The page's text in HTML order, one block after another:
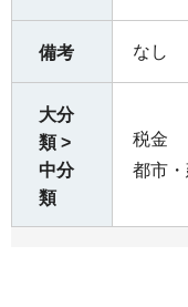
備考 なし
大分
類 >
中分
類
税金
都市